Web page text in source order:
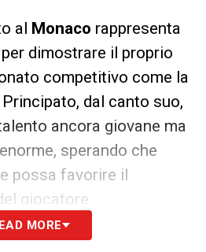
al Monaco rappresenta
dimostrare il proprio
competitivo come la
dal canto suo,
ancora giovane ma
sperando che
possa favorire il
giocatore.
ilcalciomercato del
MORE